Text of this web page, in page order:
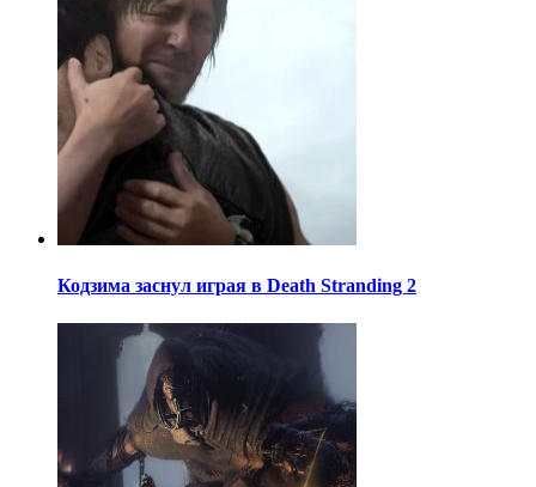
Кодзима заснул играя в Death Stranding 2